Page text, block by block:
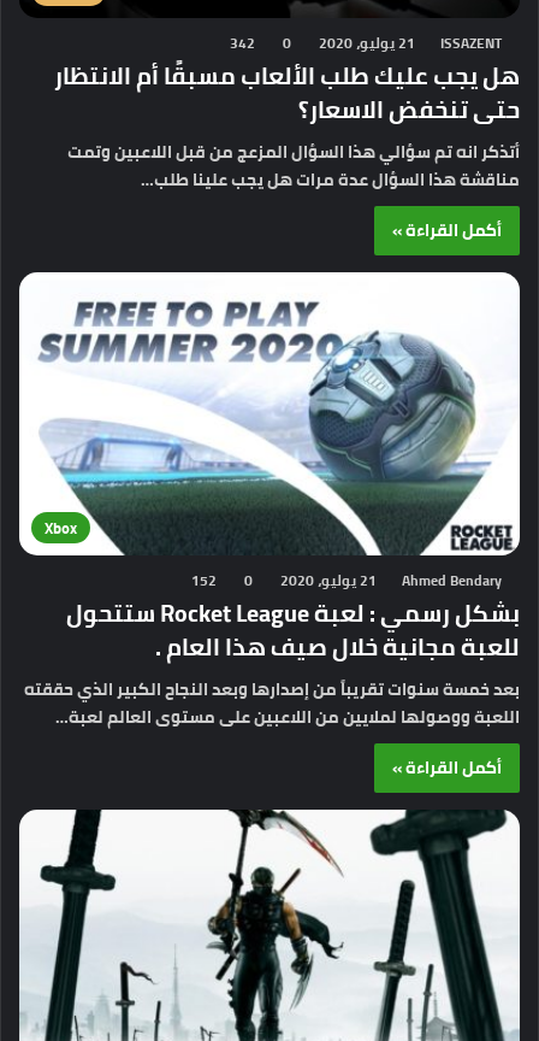
ISSAZENT 21 يوليو، 2020 0
342
هل يجب عليك طلب الألعاب مسبقًا أم الانتظار
حتى تنخفض الاسعار؟
أتذكر انه تم سؤالي هذا السؤال المزعج من قبل اللاعبين وتمت
مناقشة هذا السؤال عدة مرات هل يجب علينا طلب…
أكمل القراءة »
Xbox
Ahmed Bendary 21 يوليو، 2020 0
152
بشكل رسمي : لعبة Rocket League ستتحول
للعبة مجانية خلال صيف هذا العام .
بعد خمسة سنوات تقريباً من إصدارها وبعد النجاح الكبير الذي حققته
اللعبة ووصولها لملايين من اللاعبين على مستوى العالم لعبة…
أكمل القراءة »